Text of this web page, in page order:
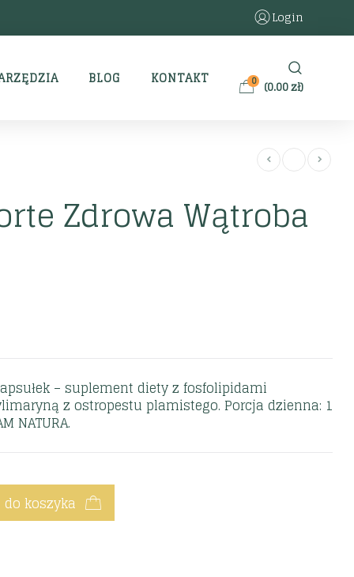
Login
BLOG KONTAKT 0 (0.00zł)
Zdrowa Wątroba
– suplement diety z fosfolipidami
z ostropestu plamistego. Porcja dzienna: 1
NATURA.
do koszyka